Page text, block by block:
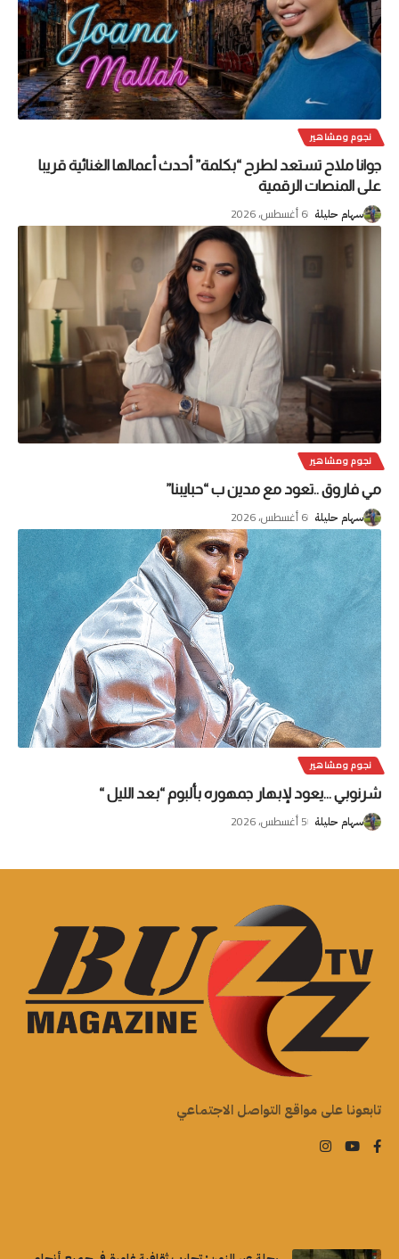
نجوم ومشاهير
جوانا ملاح تستعد لطرح “بكلمة” أحدث أعمالها الغنائية قريبا
على المنصات الرقمية
سهام حليلة 6 أغسطس، 2026
نجوم ومشاهير
مي فاروق ..تعود مع مدين ب “حبايبنا”
سهام حليلة 6 أغسطس، 2026
نجوم ومشاهير
شرنوبي …يعود لإبهار جمهوره بألبوم “بعد الليل “
سهام حليلة 5 أغسطس، 2026
تابعونا على مواقع التواصل الاجتماعي